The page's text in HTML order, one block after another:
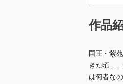
作品
国王・紫
きた頃……
は何者な